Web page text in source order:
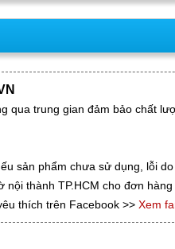
qua trung gian đảm bảo chất
sản phẩm chưa sử dụng, lỗi
nội thành TP.HCM cho đơn
thích trên Facebook >> Xem